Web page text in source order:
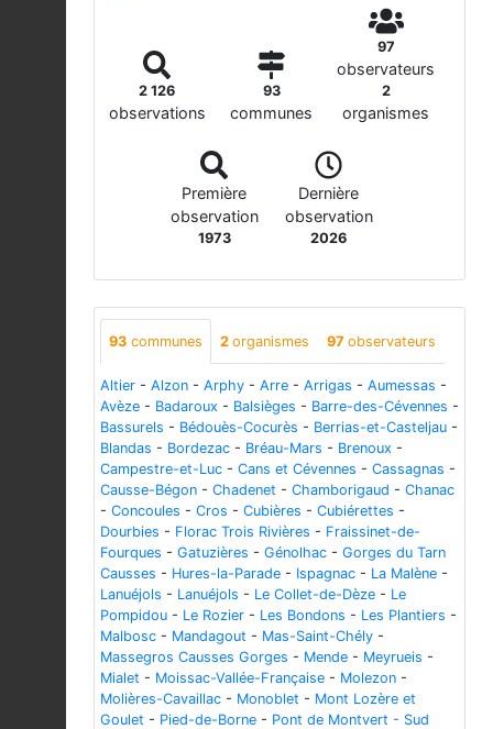
2 126
observations
93
communes
97
observateurs
2
organismes
Première
observation
1973
Dernière
observation
2026
93 communes 2 organismes 97 observateurs
Altier - Alzon - Arphy - Arre - Arrigas - Aumessas -
Avèze - Badaroux - Balsièges - Barre-des-Cévennes -
Bassurels - Bédouès-Cocurès - Berrias-et-Casteljau -
Blandas - Bordezac - Bréau-Mars - Brenoux -
Campestre-et-Luc - Cans et Cévennes - Cassagnas -
Causse-Bégon - Chadenet - Chamborigaud - Chanac
- Concoules - Cros - Cubières - Cubiérettes -
Dourbies - Florac Trois Rivières - Fraissinet-de-
Fourques - Gatuzières - Génolhac - Gorges du Tarn
Causses - Hures-la-Parade - Ispagnac - La Malène -
Lanuéjols - Lanuéjols - Le Collet-de-Dèze - Le
Pompidou - Le Rozier - Les Bondons - Les Plantiers -
Malbosc - Mandagout - Mas-Saint-Chély -
Massegros Causses Gorges - Mende - Meyrueis -
Mialet - Moissac-Vallée-Française - Molezon -
Molières-Cavaillac - Monoblet - Mont Lozère et
Goulet - Pied-de-Borne - Pont de Montvert - Sud